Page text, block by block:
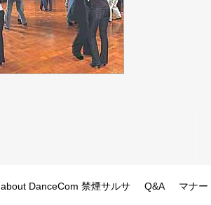
about DanceCom 禁煙サルサ Q&A マナー